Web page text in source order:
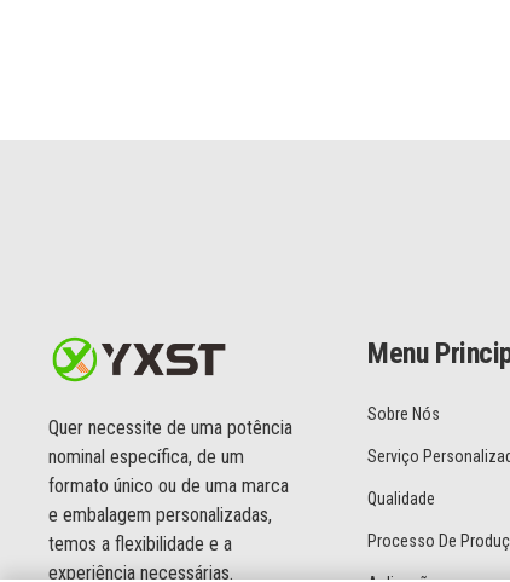
Quer necessite de uma potência
nominal específica, de um
formato único ou de uma marca
e embalagem personalizadas,
temos a flexibilidade e a
experiência necessárias.
Menu
Sobre Nós
Serviço
Qualidade
Processo De